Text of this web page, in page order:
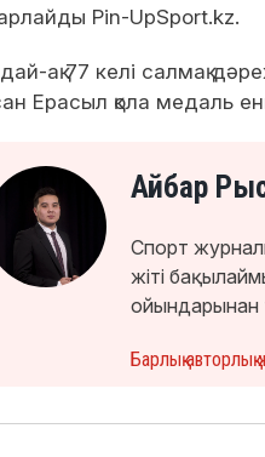
Pin-UpSport.kz.
ақ 77 келі салмақ
Ерасыл қола медаль
Айбар
Спорт
жіті
ойындарынан
Барлық